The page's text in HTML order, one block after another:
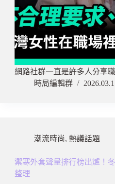
網路社群一直是許多人分享
時局編輯群
潮流時尚, 熱議話題
禦寒外套聲量排行榜出爐！
整理